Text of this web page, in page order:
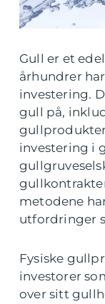
Gull er et
århundrer
investering.
gull på,
investering i
metodene
utfordringer
Fysiske
investorer
over sitt